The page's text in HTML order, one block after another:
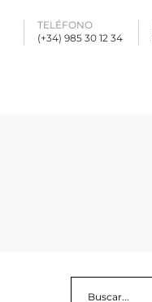
TELÉFONO
(+34) 985 30 12 34